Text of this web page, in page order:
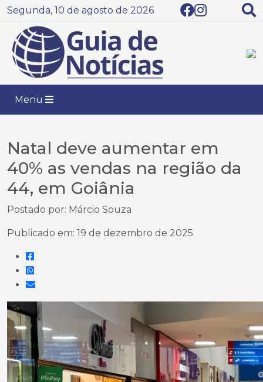
Segunda, 10 de agosto de 2026
Menu
Natal deve aumentar em
40% as vendas na região da
44, em Goiânia
Postado por: Márcio Souza
Publicado em: 19 de dezembro de 2025